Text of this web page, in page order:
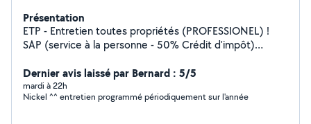
Présentation
ETP - Entretien toutes propriétés (PROFESSIONEL) !
SAP (service à la personne - 50% Crédit d'impôt)
pour particuliers, comme pour les professionnels. Avec
ETP, je prends soin de vos jardins pour qu'ils restent
propres et agréables toute l'année. Mes prestations : -
Dernier avis laissé par Bernard : 5/5
mardi à 22h
Nickel ^^ entretien programmé périodiquement sur l'année